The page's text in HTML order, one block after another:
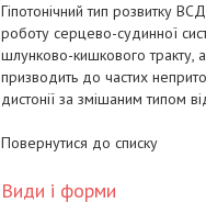
Гіпотонічний тип розвитку
роботу серцево-судинної
шлунково-кишкового тракту,
призводить до частих
дистонії за змішаним типом
Повернутися до списку
Види і форми